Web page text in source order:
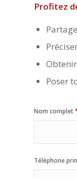
Profitez
Poser
Nom complet
Téléphone